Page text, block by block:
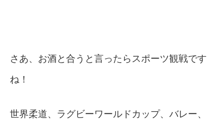
さあ、お酒と合うと言ったらスポーツ観戦です
ね！
世界柔道、ラグビーワールドカップ、バレー、